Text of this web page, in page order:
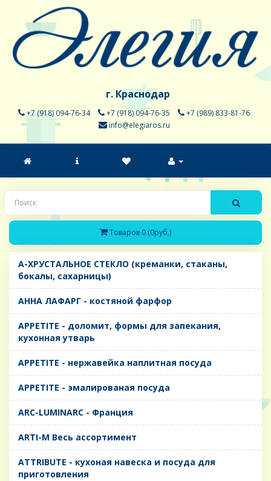
г. Краснодар
+7 (918) 094-76-34 +7 (918) 094-76-35
+7 (989) 833-81-76
info@elegiaros.ru
Товаров 0 (0руб.)
A-ХРУСТАЛЬНОЕ СТЕКЛО (креманки, стаканы,
бокалы, сахарницы)
AHHA ЛАФАРГ - костяной фарфор
APPETITE - доломит, формы для запекания,
кухонная утварь
APPETITE - нержавейка наплитная посуда
APPETITE - эмалированая посуда
ARC-LUMINARC - Франция
ARTI-M Весь ассортимент
ATTRIBUTE - кухоная навеска и посуда для
приготовления